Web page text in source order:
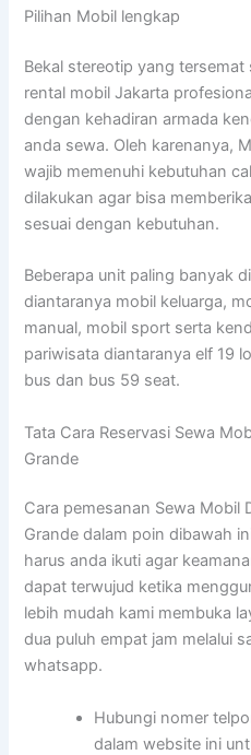
Pilihan Mobil lengkap
Bekal stereotip yang
rental mobil Jakarta
dengan kehadiran armada
anda sewa. Oleh karenanya,
wajib memenuhi kebutuhan
dilakukan agar bisa
sesuai dengan kebutuhan.
Beberapa unit paling banyak
diantaranya mobil keluarga,
manual, mobil sport serta
pariwisata diantaranya elf 19
bus dan bus 59 seat.
Tata Cara Reservasi Sewa
Grande
Cara pemesanan Sewa Mobil
Grande dalam poin dibawah
harus anda ikuti agar
dapat terwujud ketika
lebih mudah kami membuka
dua puluh empat jam melalui
whatsapp.
Hubungi nomer
dalam website ini